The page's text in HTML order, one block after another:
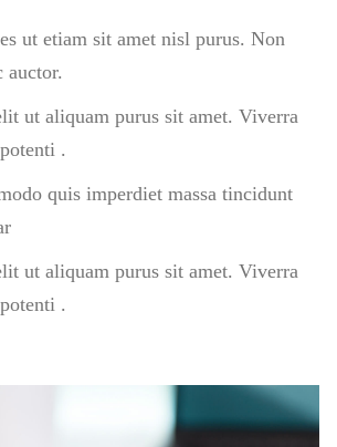
ut etiam sit amet nisl purus. Non
auctor.
ut aliquam purus sit amet. Viverra
.
quis imperdiet massa tincidunt
ut aliquam purus sit amet. Viverra
.